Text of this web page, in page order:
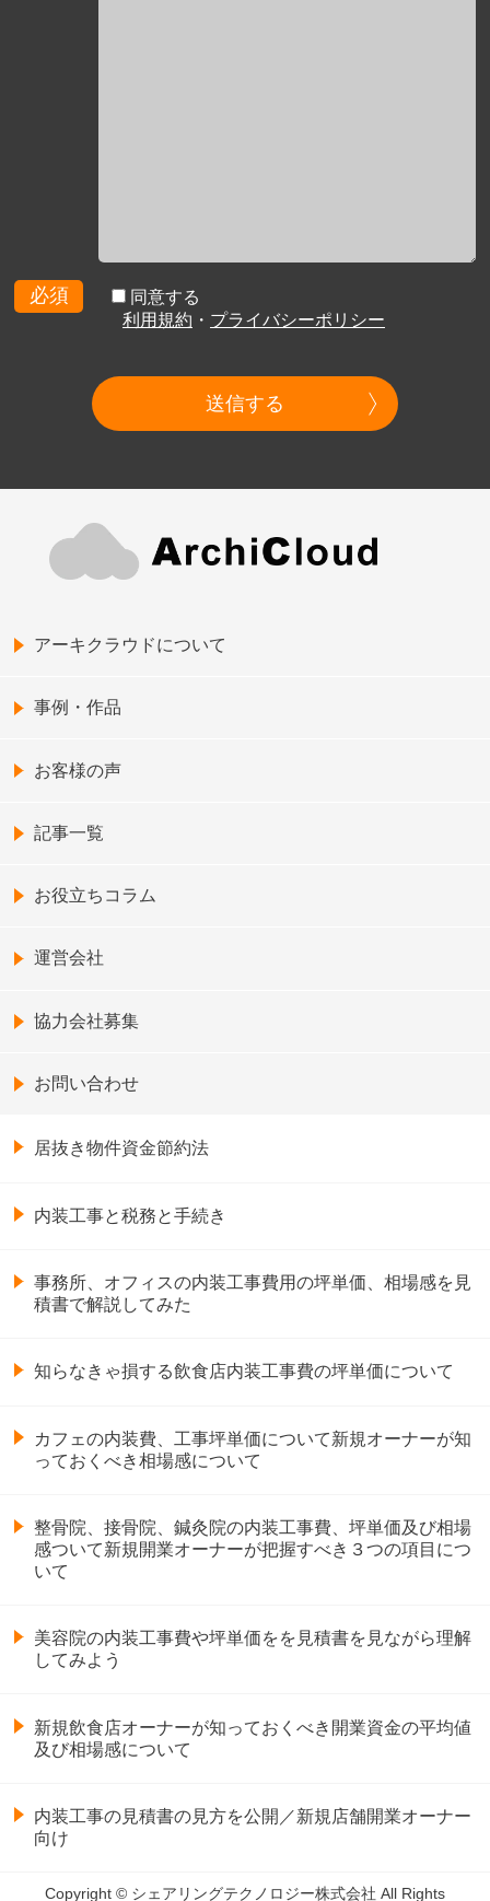
必須
同意する
利用規約 ・ プライバシーポリシー
送信する
アーキクラウドについて
事例・作品
お客様の声
記事一覧
お役立ちコラム
運営会社
協力会社募集
お問い合わせ
居抜き物件資金節約法
内装工事と税務と手続き
事務所、オフィスの内装工事費用の坪単価、相場感を見
積書で解説してみた
知らなきゃ損する飲食店内装工事費の坪単価について
カフェの内装費、工事坪単価について新規オーナーが知
っておくべき相場感について
整骨院、接骨院、鍼灸院の内装工事費、坪単価及び相場
感ついて新規開業オーナーが把握すべき３つの項目につ
いて
美容院の内装工事費や坪単価をを見積書を見ながら理解
してみよう
新規飲食店オーナーが知っておくべき開業資金の平均値
及び相場感について
内装工事の見積書の見方を公開／新規店舗開業オーナー
向け
Copyright © シェアリングテクノロジー株式会社 All Rights